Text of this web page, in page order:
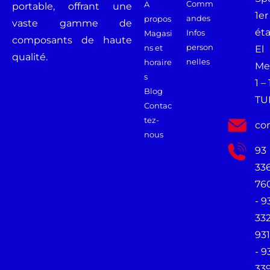
portable, offrant une
vaste gamme de
composants de haute
qualité.
A
propos
Magasi
ns et
horaire
s
Blog
Contac
tez-
nous
Comm
andes
Infos
person
nelles
1er
El
1 –
93
-
931
-